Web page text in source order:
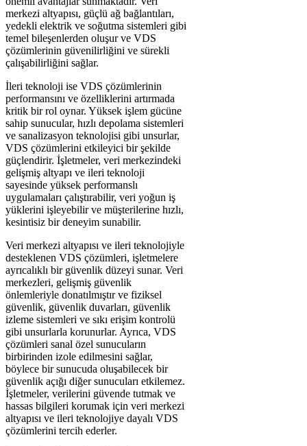
merkezi altyapısı, güçlü ağ bağlantıları,
yedekli elektrik ve soğutma sistemleri gibi
temel bileşenlerden oluşur ve VDS
çözümlerinin güvenilirliğini ve sürekli
çalışabilirliğini sağlar.
İleri teknoloji ise VDS çözümlerinin
performansını ve özelliklerini artırmada
kritik bir rol oynar. Yüksek işlem gücüne
sahip sunucular, hızlı depolama sistemleri
ve sanalizasyon teknolojisi gibi unsurlar,
VDS çözümlerini etkileyici bir şekilde
güçlendirir. İşletmeler, veri merkezindeki
gelişmiş altyapı ve ileri teknoloji
sayesinde yüksek performanslı
uygulamaları çalıştırabilir, veri yoğun iş
yüklerini işleyebilir ve müşterilerine hızlı,
kesintisiz bir deneyim sunabilir.
Veri merkezi altyapısı ve ileri teknolojiyle
desteklenen VDS çözümleri, işletmelere
ayrıcalıklı bir güvenlik düzeyi sunar. Veri
merkezleri, gelişmiş güvenlik
önlemleriyle donatılmıştır ve fiziksel
güvenlik, güvenlik duvarları, güvenlik
izleme sistemleri ve sıkı erişim kontrolü
gibi unsurlarla korunurlar. Ayrıca, VDS
çözümleri sanal özel sunucuların
birbirinden izole edilmesini sağlar,
böylece bir sunucuda oluşabilecek bir
güvenlik açığı diğer sunucuları etkilemez.
İşletmeler, verilerini güvende tutmak ve
hassas bilgileri korumak için veri merkezi
altyapısı ve ileri teknolojiye dayalı VDS
çözümlerini tercih ederler.